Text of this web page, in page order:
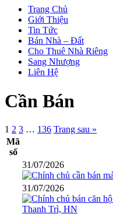
Trang Chủ
Giới Thiệu
Tin Tức
Bán Nhà – Đất
Cho Thuê Nhà Riêng
Sang Nhượng
Liên Hệ
Cần Bán
1 2 3 … 136 Trang sau »
Mã
số
31/07/2026
31/07/2026